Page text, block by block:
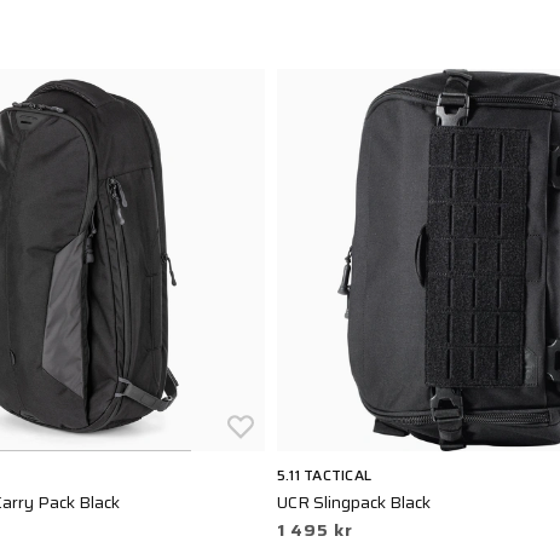
Pack Black
5.11 TACTICAL
UCR Slingpack Black
1 495 kr